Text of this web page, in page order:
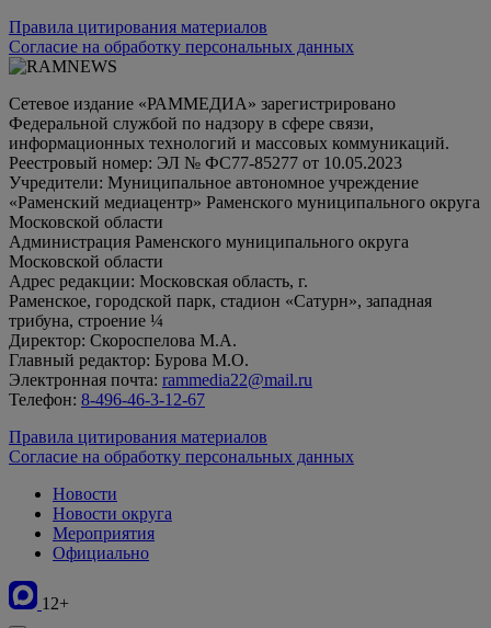
Правила цитирования материалов
Согласие на обработку персональных данных
Сетевое издание «РАММЕДИА» зарегистрировано
Федеральной службой по надзору в сфере связи,
информационных технологий и массовых коммуникаций.
Реестровый номер: ЭЛ № ФС77-85277 от 10.05.2023
Учредители: Муниципальное автономное учреждение
«Раменский медиацентр» Раменского муниципального округа
Московской области
Администрация Раменского муниципального округа
Московской области
Адрес редакции: Московская область, г.
Раменское, городской парк, стадион «Сатурн», западная
трибуна, строение ¼
Директор: Скороспелова М.А.
Главный редактор: Бурова М.О.
Электронная почта: rammedia22@mail.ru
Телефон: 8-496-46-3-12-67
Правила цитирования материалов
Согласие на обработку персональных данных
Новости
Новости округа
Мероприятия
Официально
12+